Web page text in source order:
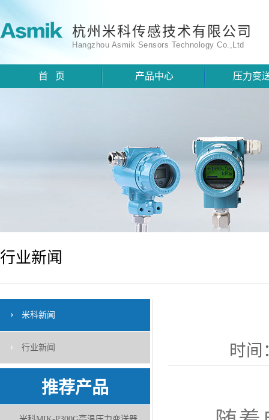
杭州米科传感技术有限公司
Hangzhou Asmik Sensors Technology Co.,Ltd
首 页 产品中心 压力变
行业新闻
米科新闻
行业新闻
推荐产品
时间